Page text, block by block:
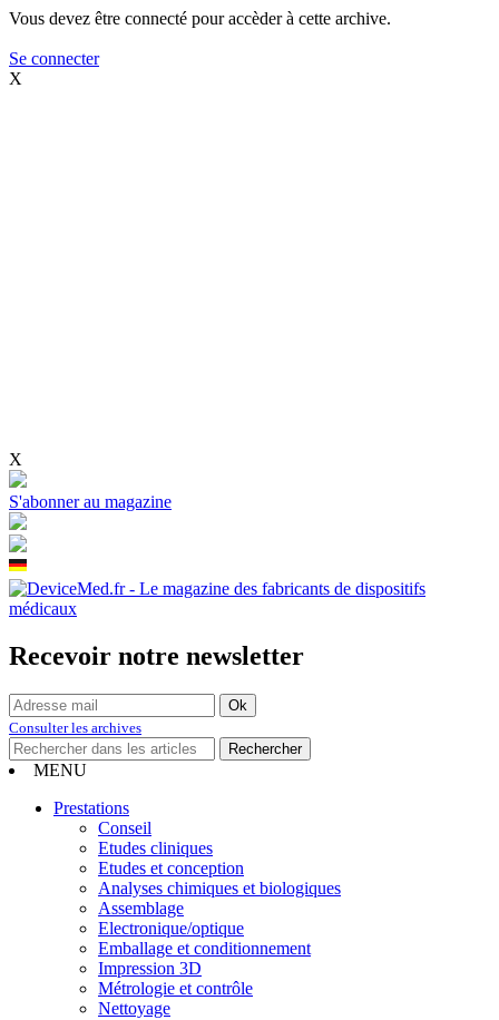
Vous devez être connecté pour accèder à cette archive.
Se connecter
X
X
S'abonner au magazine
Recevoir notre newsletter
Consulter les archives
MENU
Prestations
Conseil
Etudes cliniques
Etudes et conception
Analyses chimiques et biologiques
Assemblage
Electronique/optique
Emballage et conditionnement
Impression 3D
Métrologie et contrôle
Nettoyage